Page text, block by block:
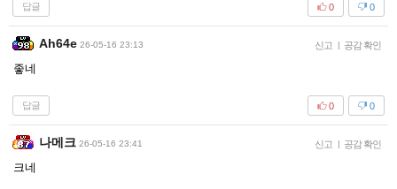
답글 0
0
Ah64e 26-05-16 23:13 신고 | 공감 확인
좋네
답글 0
0
나메크 26-05-16 23:41 신고 | 공감 확인
크네